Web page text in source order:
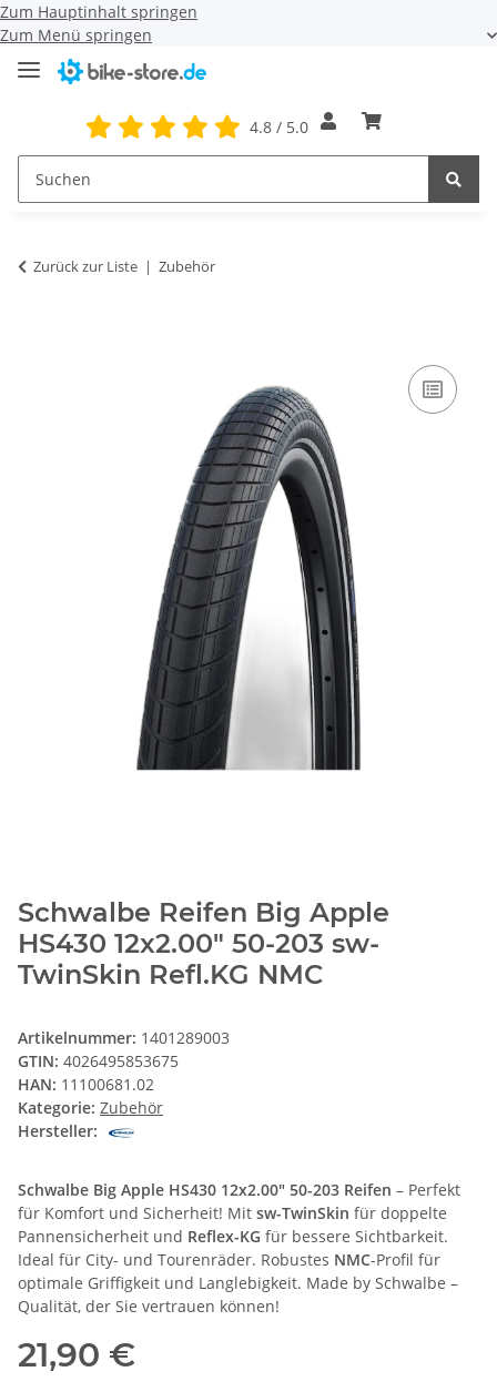
Zum Hauptinhalt springen
Zum Menü springen
4.8 / 5.0
Zurück zur Liste Zubehör
Schwalbe Reifen Big Apple
HS430 12x2.00" 50-203 sw-
TwinSkin Refl.KG NMC
Artikelnummer: 1401289003
GTIN: 4026495853675
HAN: 11100681.02
Kategorie: Zubehör
Hersteller:
Schwalbe Big Apple HS430 12x2.00" 50-203 Reifen – Perfekt
für Komfort und Sicherheit! Mit sw-TwinSkin für doppelte
Pannensicherheit und Reflex-KG für bessere Sichtbarkeit.
Ideal für City- und Tourenräder. Robustes NMC-Profil für
optimale Griffigkeit und Langlebigkeit. Made by Schwalbe –
Qualität, der Sie vertrauen können!
21,90 €